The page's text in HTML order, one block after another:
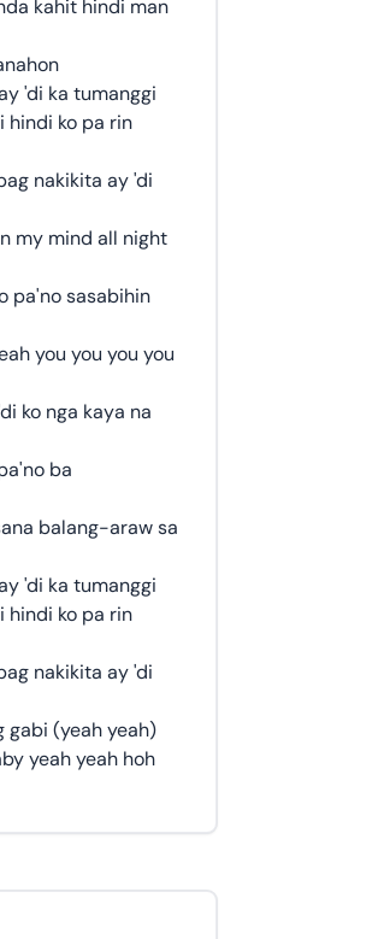
kahit hindi man
'di ka tumanggi
hindi ko pa rin
nakikita ay 'di
my mind all night
pa'no sasabihin
you you you you
ko nga kaya na
ba
balang-araw sa
'di ka tumanggi
hindi ko pa rin
nakikita ay 'di
gabi (yeah yeah)
yeah yeah hoh